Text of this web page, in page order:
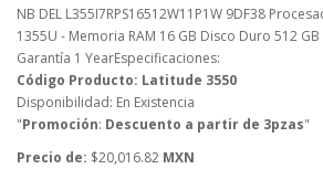
NB DEL L355I7RPS16512W11P1W 9DF38
1355U - Memoria RAM 16 GB Disco Duro 512 GB
Garantía 1 YearEspecificaciones:
Código Producto: Latitude 3550
Disponibilidad: En Existencia
"Promoción: Descuento a partir de 3pzas"
Precio de: $20,016.82 MXN